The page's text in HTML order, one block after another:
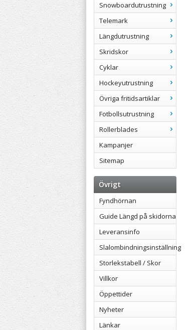
Snowboardutrustning
Telemark
Längdutrustning
Skridskor
Cyklar
Hockeyutrustning
Övriga fritidsartiklar
Fotbollsutrustning
Rollerblades
Kampanjer
Sitemap
Övrigt
Fyndhörnan
Guide Längd på skidorna
Leveransinfo
Slalombindningsinställning
Storlekstabell / Skor
Villkor
Öppettider
Nyheter
Länkar